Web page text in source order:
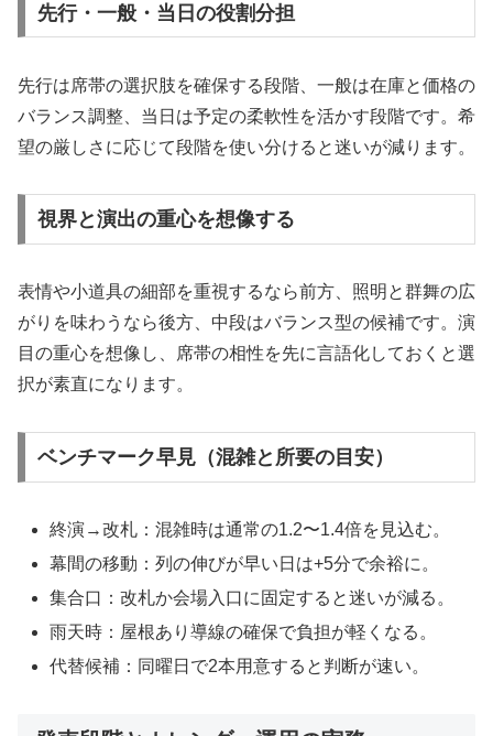
先行・一般・当日の役割分担
先行は席帯の選択肢を確保する段階、一般は在庫と価格の
バランス調整、当日は予定の柔軟性を活かす段階です。希
望の厳しさに応じて段階を使い分けると迷いが減ります。
視界と演出の重心を想像する
表情や小道具の細部を重視するなら前方、照明と群舞の広
がりを味わうなら後方、中段はバランス型の候補です。演
目の重心を想像し、席帯の相性を先に言語化しておくと選
択が素直になります。
ベンチマーク早見（混雑と所要の目安）
終演→改札：混雑時は通常の1.2〜1.4倍を見込む。
幕間の移動：列の伸びが早い日は+5分で余裕に。
集合口：改札か会場入口に固定すると迷いが減る。
雨天時：屋根あり導線の確保で負担が軽くなる。
代替候補：同曜日で2本用意すると判断が速い。